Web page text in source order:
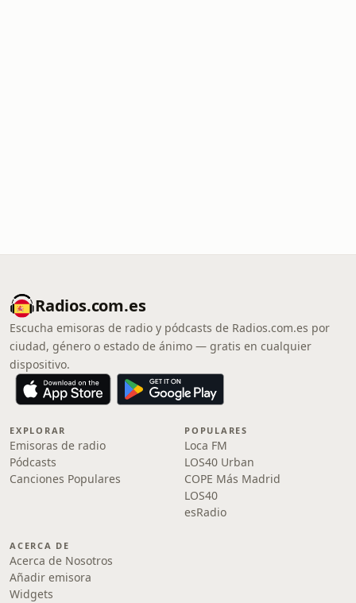
Radios.com.es
Escucha emisoras de radio y pódcasts de Radios.com.es por
ciudad, género o estado de ánimo — gratis en cualquier
dispositivo.
EXPLORAR
Emisoras de radio
Pódcasts
Canciones Populares
POPULARES
Loca FM
LOS40 Urban
COPE Más Madrid
LOS40
esRadio
ACERCA DE
Acerca de Nosotros
Añadir emisora
Widgets